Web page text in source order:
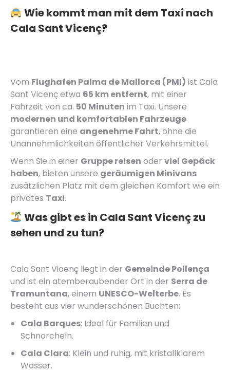
Wie kommt man mit dem Taxi nach
Cala Sant Vicenç?
Vom Flughafen Palma de Mallorca (PMI) ist Cala
Sant Vicenç etwa 65 km entfernt, mit einer
Fahrzeit von ca. 50 Minuten im Taxi. Unsere
modernen und komfortablen Fahrzeuge
garantieren eine angenehme Fahrt, ohne die
Unannehmlichkeiten öffentlicher Verkehrsmittel.
Wenn Sie in einer Gruppe reisen oder viel Gepäck
haben, bieten unsere geräumigen Minivans
zusätzlichen Platz mit dem gleichen Komfort wie ein
privates Taxi.
Was gibt es in Cala Sant Vicenç zu
sehen und zu tun?
Cala Sant Vicenç liegt in der Gemeinde Pollença
und ist ein atemberaubender Ort in der Serra de
Tramuntana, einem UNESCO-Welterbe. Es
besteht aus vier wunderschönen Buchten:
Cala Barques: Ideal für Familien und
Schnorcheln.
Cala Clara: Klein und ruhig, mit kristallklarem
Wasser.